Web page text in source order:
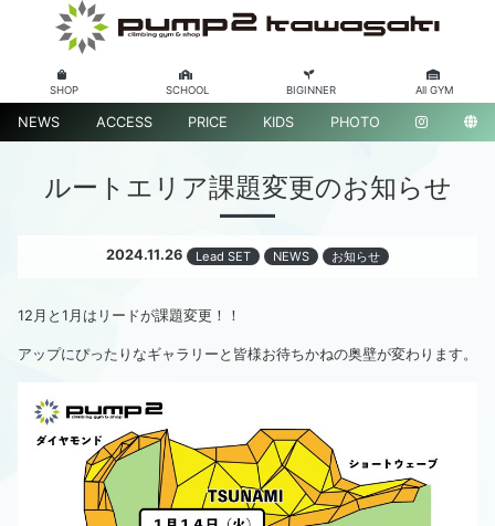
SHOP SCHOOL BIGINNER All GYM
NEWS ACCESS PRICE KIDS PHOTO
ルートエリア課題変更のお知らせ
2024.11.26 Lead SET NEWS お知らせ
12月と1月はリードが課題変更！！
アップにぴったりなギャラリーと皆様お待ちかねの奥壁が変わります。